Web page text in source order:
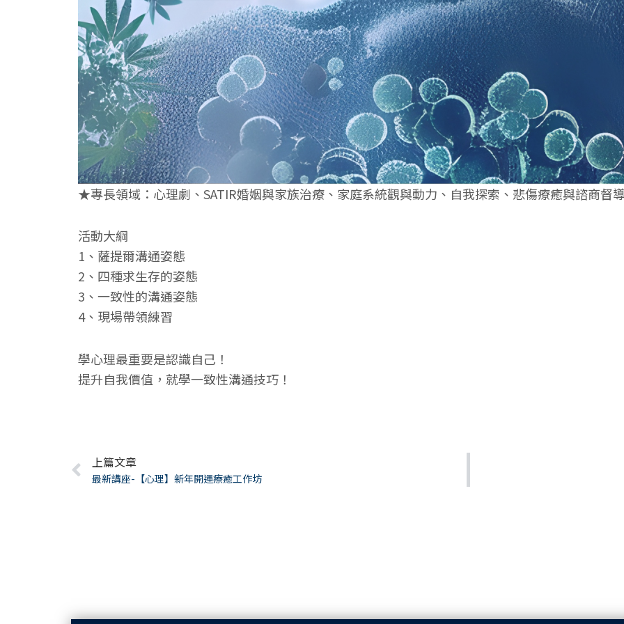
★專長領域：心理劇、SATIR婚姻與家族治療、家庭系統觀與動力、自我探索、悲傷療癒與諮商督
活動大綱
1、薩提爾溝通姿態
2、四種求生存的姿態
3、一致性的溝通姿態
4、現場帶領練習
學心理最重要是認識自己！
提升自我價值，就學一致性溝通技巧！
Prev
上篇文章
最新講座-【心理】新年開運療癒工作坊